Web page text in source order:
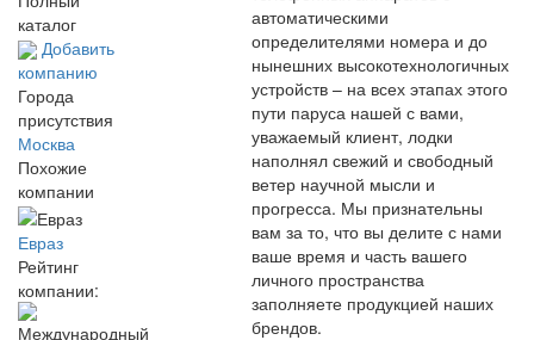
каталог
Добавить
компанию
Города
присутствия
Москва
Похожие
компании
Евраз
Рейтинг
компании:
автоматическими
определителями номера и до
нынешних высокотехнологичных
устройств – на всех этапах этого
пути паруса нашей с вами,
уважаемый клиент, лодки
наполнял свежий и свободный
ветер научной мысли и
прогресса. Мы признательны
вам за то, что вы делите с нами
ваше время и часть вашего
личного пространства
заполняете продукцией наших
брендов.